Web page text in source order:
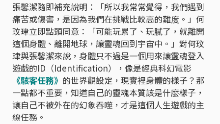
張馨潔隨即補充說明：「所以我常常覺得，我們遇到
痛苦或傷害，是因為我們在挑戰比較高的難度。」何
玟珒立即點頭同意：「可能玩累了、玩膩了，就離開
這個身體、離開地球，讓靈魂回到宇宙中。」對何玟
珒與張馨潔來說，身體只不過是一個用來讓靈魂登入
遊戲的ID（Identification），像是經典科幻電影
《駭客任務》 的世界觀設定，現實裡身體的樣子？那
一點都不重要，知道自己的靈魂本質該是什麼樣子，
讓自己不被外在的幻象吞噬，才是這個人生遊戲的主
線任務。